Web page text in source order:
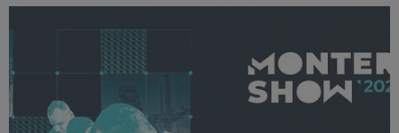
oraz Champion Roku 2026.